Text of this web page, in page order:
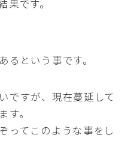
です。
るという事です。
ですが、現在蔓延して
す。
ってこのような事をし